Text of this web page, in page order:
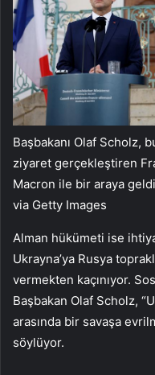
Başbakanı Olaf Scholz,
ziyaret gerçekleştiren
Macron ile bir araya
via Getty Images
Alman hükümeti ise
Ukrayna’ya Rusya
vermekten kaçınıyor.
Başbakan Olaf Scholz,
arasında bir savaşa
söylüyor.